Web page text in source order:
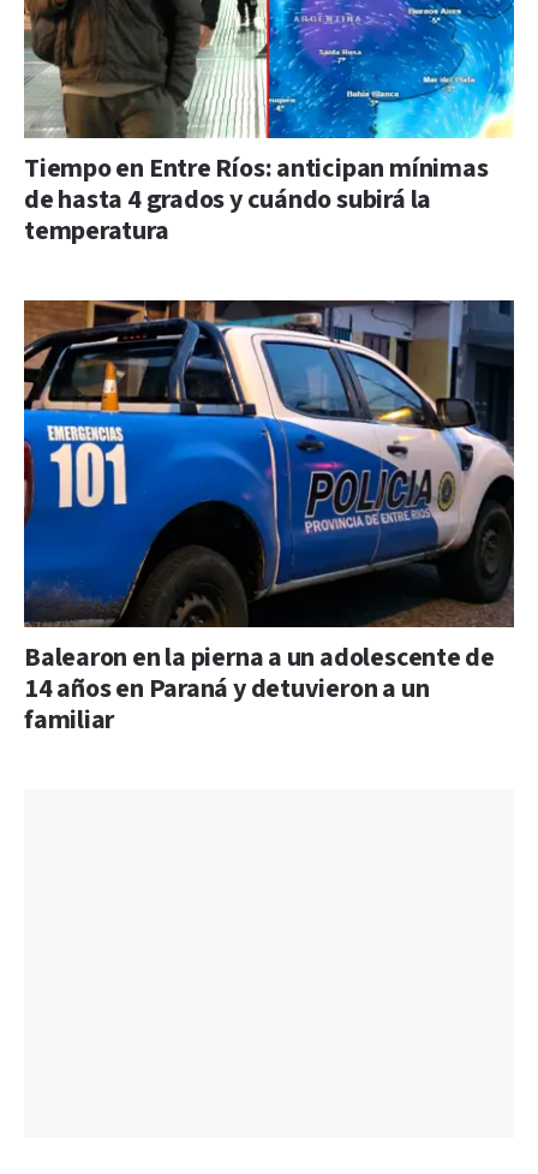
Tiempo en Entre Ríos: anticipan mínimas
de hasta 4 grados y cuándo subirá la
temperatura
Balearon en la pierna a un adolescente de
14 años en Paraná y detuvieron a un
familiar